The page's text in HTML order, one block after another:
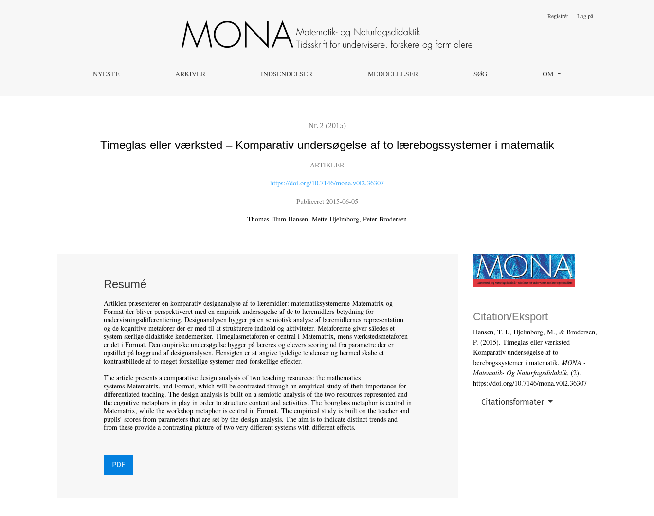
Timeglas eller værksted – Komparativ undersøgelse af to lærebogssystemer i matematik
NYESTE ARKIVER INDSENDELSER MEDDELELSER SØG OM
Registrér Log på
Nr. 2 (2015)
Timeglas eller værksted – Komparativ undersøgelse af to lærebogssystemer i matematik
ARTIKLER
https://doi.org/10.7146/mona.v0i2.36307
Publiceret 2015-06-05
Thomas Illum Hansen Mette Hjelmborg Peter Brodersen
Citation/Eksport
Hansen, T. I., Hjelmborg, M., & Brodersen,
P. (2015). Timeglas eller værksted –
Komparativ undersøgelse af to
lærebogssystemer i matematik. MONA -
Matematik- Og Naturfagsdidaktik, (2).
https://doi.org/10.7146/mona.v0i2.36307
Citationsformater
Resumé
Artiklen præsenterer en komparativ designanalyse af to læremidler: matematiksystemerne Matematrix og
Format der bliver perspektiveret med en empirisk undersøgelse af de to læremidlers betydning for
undervisningsdifferentiering. Designanalysen bygger på en semiotisk analyse af læremidlernes repræsentation
og de kognitive metaforer der er med til at strukturere indhold og aktiviteter. Metaforerne giver således et
system særlige didaktiske kendemærker. Timeglasmetaforen er central i Matematrix, mens værkstedsmetaforen
er det i Format. Den empiriske undersøgelse bygger på læreres og elevers scoring ud fra parametre der er
opstillet på baggrund af designanalysen. Hensigten er at angive tydelige tendenser og hermed skabe et
kontrastbillede af to meget forskellige systemer med forskellige effekter.
The article presents a comparative design analysis of two teaching resources: the mathematics
systems Matematrix, and Format, which will be contrasted through an empirical study of their importance for
differentiated teaching. The design analysis is built on a semiotic analysis of the two resources represented and
the cognitive metaphors in play in order to structure content and activities. The hourglass metaphor is central in
Matematrix, while the workshop metaphor is central in Format. The empirical study is built on the teacher and
pupils’ scores from parameters that are set by the design analysis. The aim is to indicate distinct trends and
from these provide a contrasting picture of two very different systems with different effects.
PDF